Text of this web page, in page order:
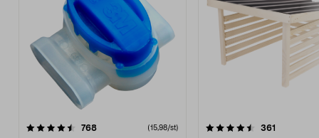
768recensioner (15,98/st)
4.5 av 5 stjärnor 361
4.5 av 5 stjärnor